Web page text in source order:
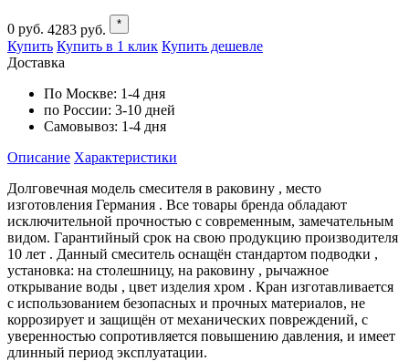
0 руб. 4283 руб. *
Купить Купить в 1 клик Купить дешевле
Доставка
По Москве: 1-4 дня
по России: 3-10 дней
Самовывоз: 1-4 дня
Описание Характеристики
Долговечная модель смесителя в раковину , место
изготовления Германия . Все товары бренда обладают
исключительной прочностью с современным, замечательным
видом. Гарантийный срок на свою продукцию производителя
10 лет . Данный смеситель оснащён стандартом подводки ,
установка: на столешницу, на раковину , рычажное
открывание воды , цвет изделия хром . Кран изготавливается
с использованием безопасных и прочных материалов, не
коррозирует и защищён от механических повреждений, с
уверенностью сопротивляется повышению давления, и имеет
длинный период эксплуатации.